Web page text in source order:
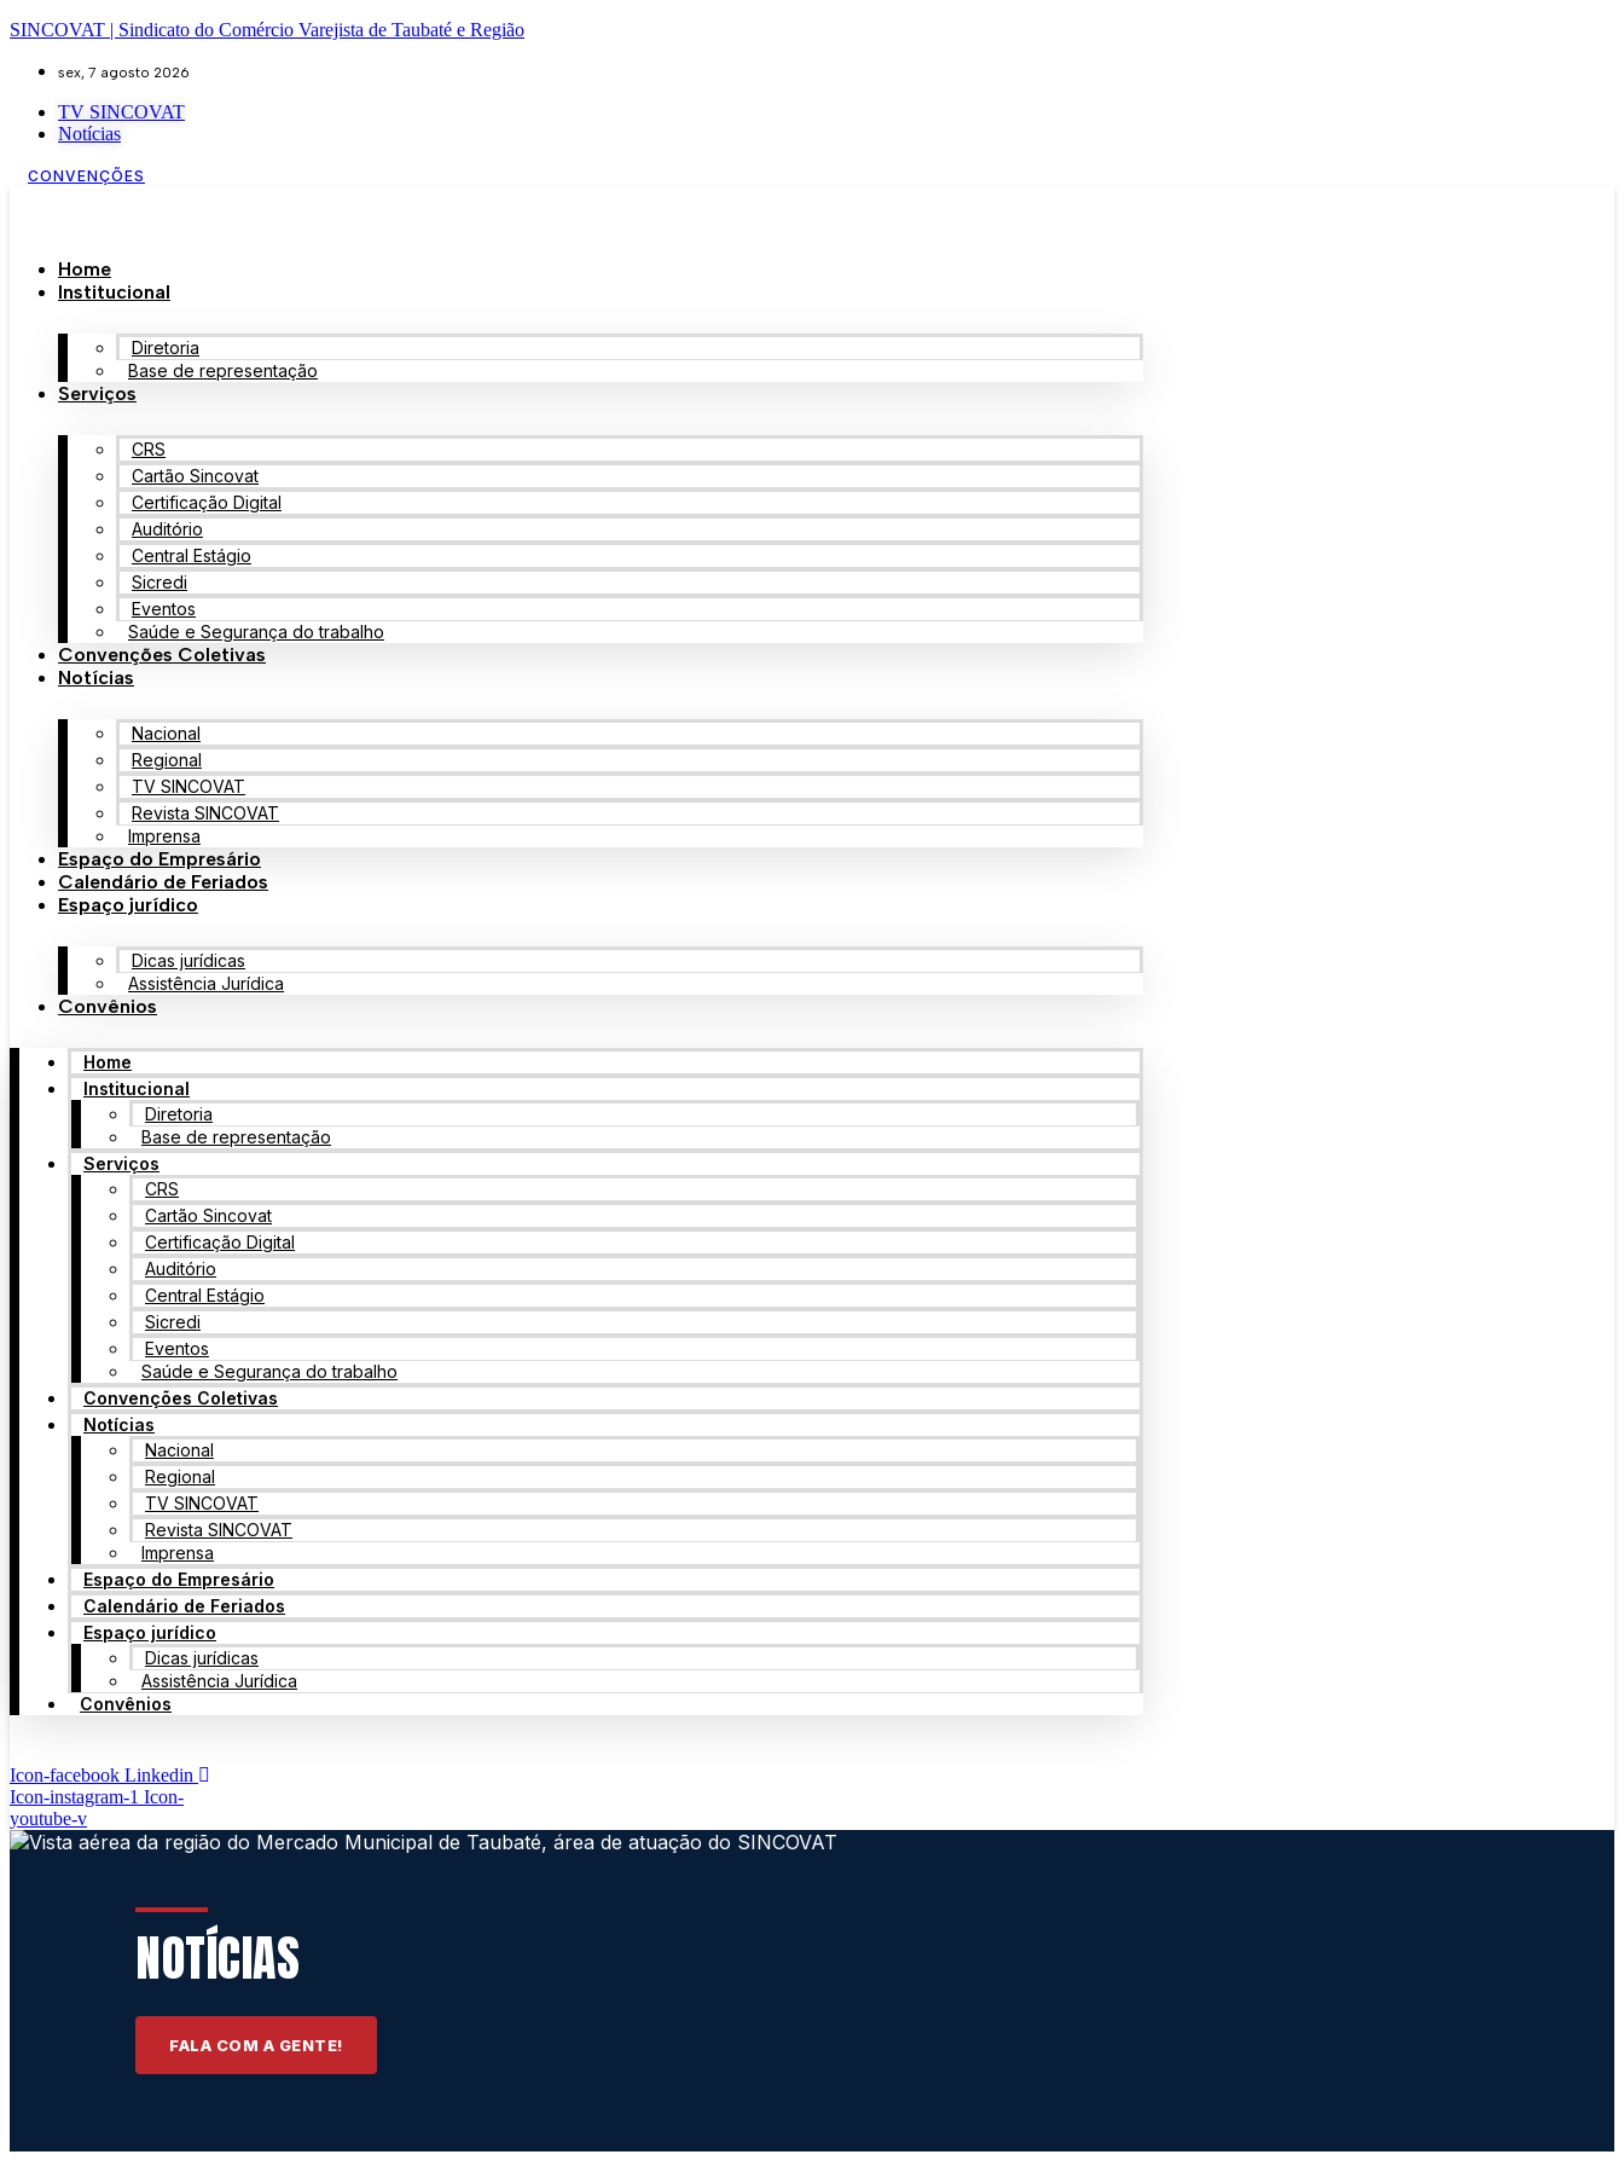
SINCOVAT | Sindicato do Comércio Varejista de Taubaté e Região
sex, 7 agosto 2026
TV SINCOVAT
Notícias
CONVENÇÕES
Home
Institucional
Diretoria
Base de representação
Serviços
CRS
Cartão Sincovat
Certificação Digital
Auditório
Central Estágio
Sicredi
Eventos
Saúde e Segurança do trabalho
Convenções Coletivas
Notícias
Nacional
Regional
TV SINCOVAT
Revista SINCOVAT
Imprensa
Espaço do Empresário
Calendário de Feriados
Espaço jurídico
Dicas jurídicas
Assistência Jurídica
Convênios
Home
Institucional
Diretoria
Base de representação
Serviços
CRS
Cartão Sincovat
Certificação Digital
Auditório
Central Estágio
Sicredi
Eventos
Saúde e Segurança do trabalho
Convenções Coletivas
Notícias
Nacional
Regional
TV SINCOVAT
Revista SINCOVAT
Imprensa
Espaço do Empresário
Calendário de Feriados
Espaço jurídico
Dicas jurídicas
Assistência Jurídica
Convênios
Icon-facebook Linkedin
Icon-instagram-1 Icon-
youtube-v
NOTÍCIAS
FALA COM A GENTE!